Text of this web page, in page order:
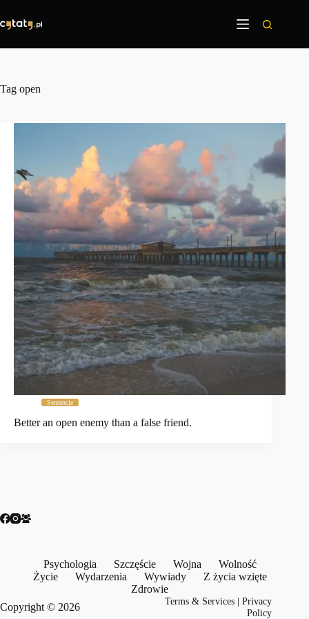
treści
Tag open
Sentencje
Better an open enemy than a false friend.
Psychologia Szczęście Wojna
Wolność
Życie
Wydarzenia Wywiady
Z życia wzięte
Zdrowie
Copyright © 2026
Terms & Services |Privacy
Policy